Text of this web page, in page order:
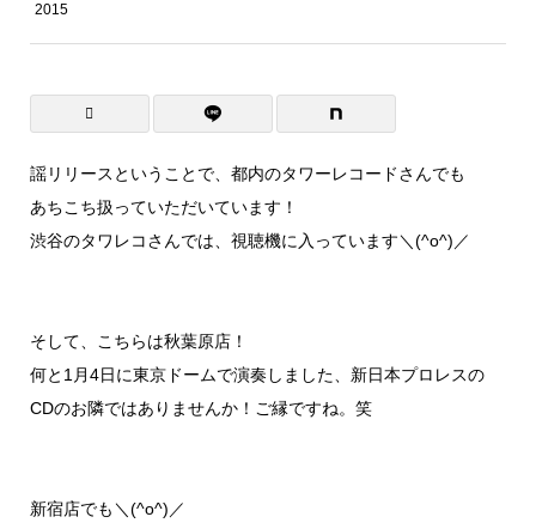
2015
謡リリースということで、都内のタワーレコードさんでも
あちこち扱っていただいています！
渋谷のタワレコさんでは、視聴機に入っています＼(^o^)／
そして、こちらは秋葉原店！
何と1月4日に東京ドームで演奏しました、新日本プロレスの
CDのお隣ではありませんか！ご縁ですね。笑
新宿店でも＼(^o^)／